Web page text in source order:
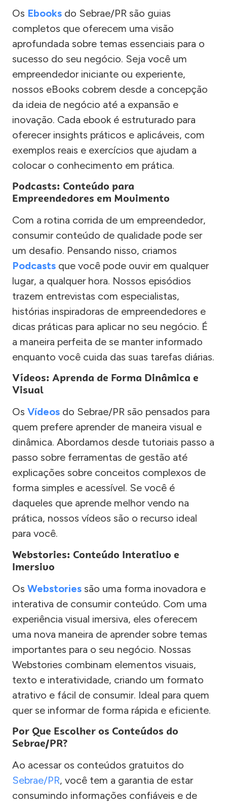
Os Ebooks do Sebrae/PR são guias
completos que oferecem uma visão
aprofundada sobre temas essenciais para o
sucesso do seu negócio. Seja você um
empreendedor iniciante ou experiente,
nossos eBooks cobrem desde a concepção
da ideia de negócio até a expansão e
inovação. Cada ebook é estruturado para
oferecer insights práticos e aplicáveis, com
exemplos reais e exercícios que ajudam a
colocar o conhecimento em prática.
Podcasts: Conteúdo para
Empreendedores em Movimento
Com a rotina corrida de um empreendedor,
consumir conteúdo de qualidade pode ser
um desafio. Pensando nisso, criamos
Podcasts que você pode ouvir em qualquer
lugar, a qualquer hora. Nossos episódios
trazem entrevistas com especialistas,
histórias inspiradoras de empreendedores e
dicas práticas para aplicar no seu negócio. É
a maneira perfeita de se manter informado
enquanto você cuida das suas tarefas diárias.
Vídeos: Aprenda de Forma Dinâmica e
Visual
Os Vídeos do Sebrae/PR são pensados para
quem prefere aprender de maneira visual e
dinâmica. Abordamos desde tutoriais passo a
passo sobre ferramentas de gestão até
explicações sobre conceitos complexos de
forma simples e acessível. Se você é
daqueles que aprende melhor vendo na
prática, nossos vídeos são o recurso ideal
para você.
Webstories: Conteúdo Interativo e
Imersivo
Os Webstories são uma forma inovadora e
interativa de consumir conteúdo. Com uma
experiência visual imersiva, eles oferecem
uma nova maneira de aprender sobre temas
importantes para o seu negócio. Nossas
Webstories combinam elementos visuais,
texto e interatividade, criando um formato
atrativo e fácil de consumir. Ideal para quem
quer se informar de forma rápida e eficiente.
Por Que Escolher os Conteúdos do
Sebrae/PR?
Ao acessar os conteúdos gratuitos do
Sebrae/PR, você tem a garantia de estar
consumindo informações confiáveis e de